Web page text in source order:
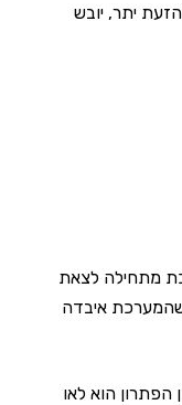
יתר, יובש
המערכת מתחילה לצאת
שהמערכת איבדה
הוא לאו